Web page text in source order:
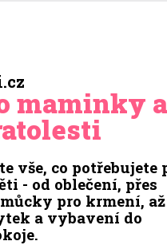
maminky a
vše, co potřebujete
- od oblečení, přes
pro krmení, až
a vybavení do